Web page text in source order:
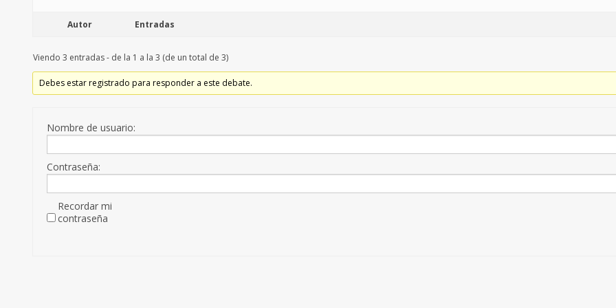
Autor Entradas
Viendo 3 entradas - de la 1 a la 3 (de un total de 3)
Debes estar registrado para responder a este debate.
Nombre de usuario:
Contraseña:
Recordar mi
contraseña